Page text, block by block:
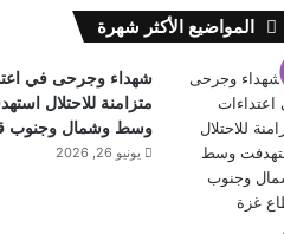
المواضيع الأكثر شهرة
شهداء وجرحى في
متزامنة للاحتلال
وسط وشمال وجنوب
يونيو 26, 2026